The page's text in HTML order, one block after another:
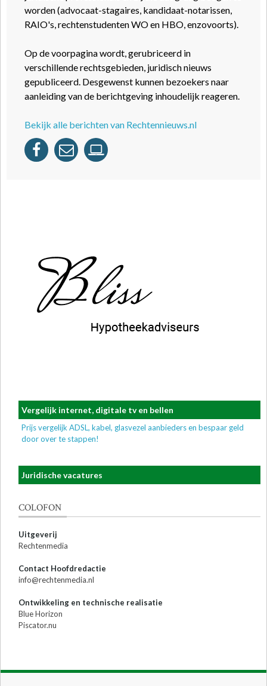
worden (advocaat-stagaires, kandidaat-notarissen,
RAIO's, rechtenstudenten WO en HBO, enzovoorts).
Op de voorpagina wordt, gerubriceerd in
verschillende rechtsgebieden, juridisch nieuws
gepubliceerd. Desgewenst kunnen bezoekers naar
aanleiding van de berichtgeving inhoudelijk reageren.
Bekijk alle berichten van Rechtennieuws.nl
Vergelijk internet, digitale tv en bellen
Prijs vergelijk ADSL, kabel, glasvezel aanbieders en bespaar geld
door over te stappen!
Juridische vacatures
COLOFON
Uitgeverij
Rechtenmedia
Contact Hoofdredactie
info@rechtenmedia.nl
Ontwikkeling en technische realisatie
Blue Horizon
Piscator.nu